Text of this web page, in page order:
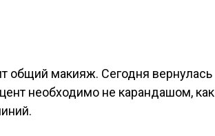
общий макияж. Сегодня вернулась
необходимо не карандашом, как